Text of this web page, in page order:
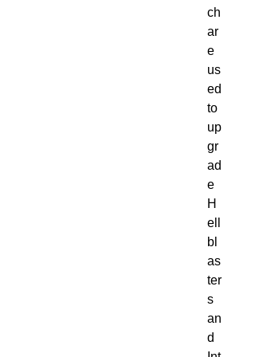
ch
ar
e
us
ed
to
up
gr
ad
e
H
ell
bl
as
ter
s
an
d